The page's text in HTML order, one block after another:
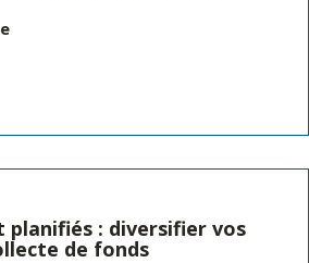
planifiés : diversifier vos
de fonds